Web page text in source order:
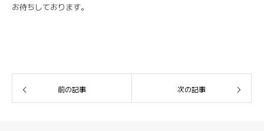
お待ちしております。
前の記事 次の記事